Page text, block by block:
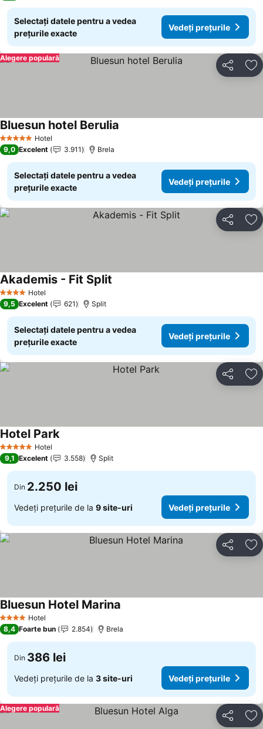
Selectați datele pentru a vedea
prețurile exacte
Vedeți prețurile
Distribuiți
Alegere populară
5 Stele Hotel
Bluesun hotel Berulia
9,0 Excelent 3.911 Brela
Selectați datele pentru a vedea
prețurile exacte
Vedeți prețurile
Distribuiți
4 Stele Hotel
Akademis - Fit Split
9,5 Excelent 621 Split
Selectați datele pentru a vedea
prețurile exacte
Vedeți prețurile
Distribuiți
5 Stele Hotel
Hotel Park
9,1 Excelent 3.558 Split
Din 2.250 lei
Vedeți prețurile de la 9 site-uri Vedeți prețurile
Distribuiți
4 Stele Hotel
Bluesun Hotel Marina
8,4 Foarte bun 2.854 Brela
Din 386 lei
Vedeți prețurile de la 3 site-uri Vedeți prețurile
Distribuiți
Alegere populară